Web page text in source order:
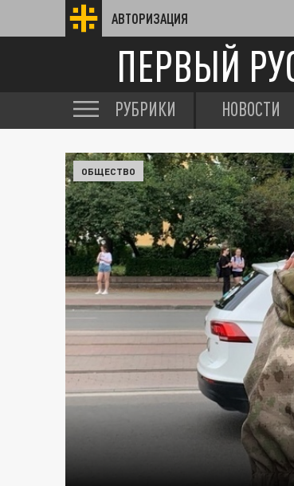
АВТОРИЗАЦИЯ
ПЕРВЫЙ
РУБРИКИ НОВОСТИ
ОБЩЕСТВО